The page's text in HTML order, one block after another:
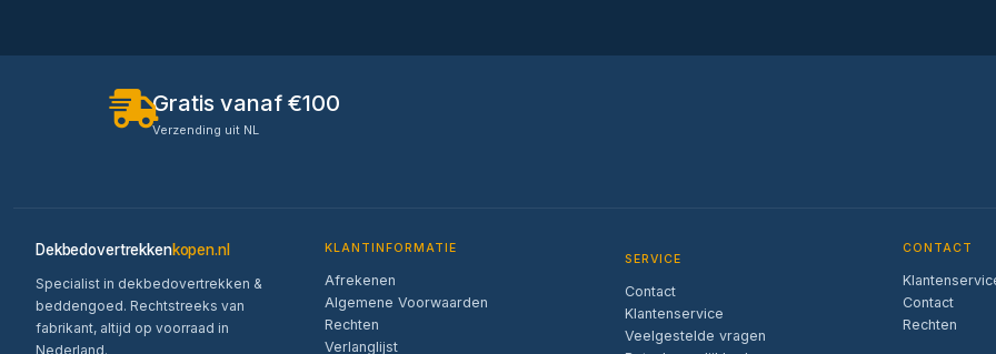
Gratis vanaf €100
Verzending uit NL
Dekbedovertrekkenkopen.nl
Specialist in dekbedovertrekken &
beddengoed. Rechtstreeks van
fabrikant, altijd op voorraad in
Nederland.
KLANTINFORMATIE
Afrekenen
Algemene Voorwaarden
Rechten
Verlanglijst
SERVICE
Contact
Klantenservice
Veelgestelde vragen
CONTACT
Contact
Rechten